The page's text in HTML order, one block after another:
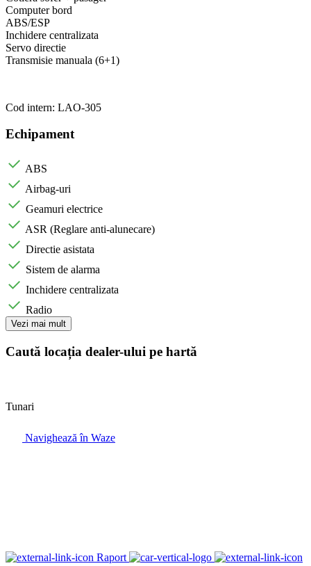
Computer bord
ABS/ESP
Inchidere centralizata
Servo directie
Transmisie manuala (6+1)
Cod intern: LAO-305
Echipament
ABS
Airbag-uri
Geamuri electrice
ASR (Reglare anti-alunecare)
Directie asistata
Sistem de alarma
Inchidere centralizata
Radio
Vezi mai mult
Caută locația dealer-ului pe hartă
Tunari
Navighează în Waze
Raport